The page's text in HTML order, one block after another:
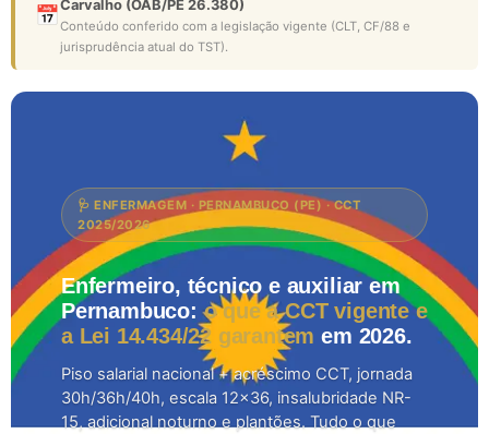
📅Carvalho (OAB/PE 26.380)
Conteúdo conferido com a legislação vigente (CLT, CF/88 e
jurisprudência atual do TST).
🩺 ENFERMAGEM · PERNAMBUCO (PE) · CCT
2025/2026
Enfermeiro, técnico e auxiliar em
Pernambuco:o que a CCT vigente e
a Lei 14.434/22 garantem em 2026.
Piso salarial nacional + acréscimo CCT, jornada
30h/36h/40h, escala 12×36, insalubridade NR-
15, adicional noturno e plantões. Tudo o que